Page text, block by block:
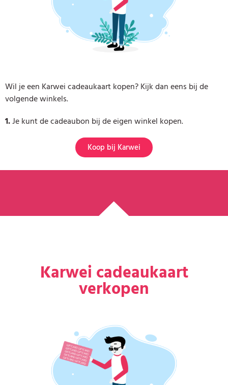
Wil je een Karwei cadeaukaart kopen? Kijk dan eens bij de
volgende winkels.
1.Je kunt de cadeaubon bij de eigen winkel kopen.
Koop bij Karwei
Karwei cadeaukaart
verkopen